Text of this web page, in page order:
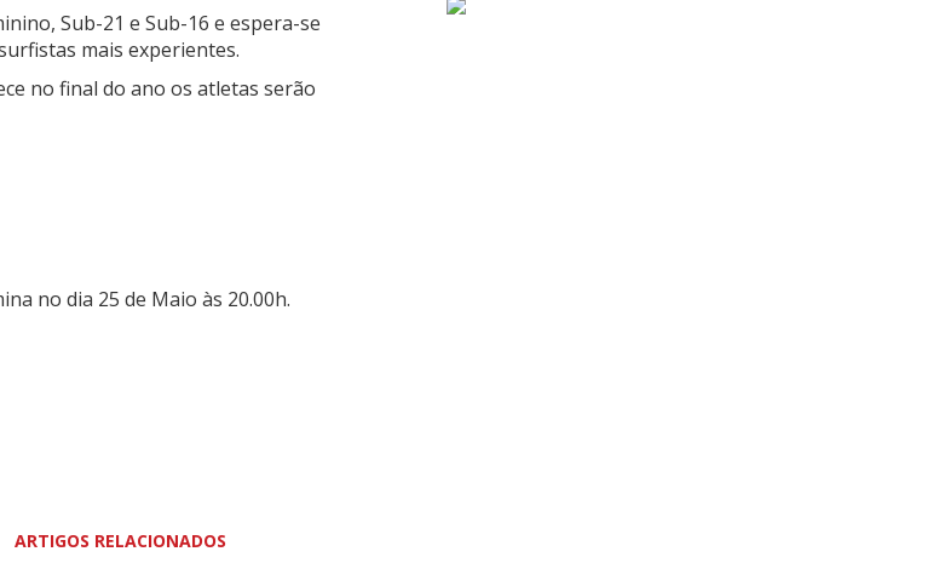
Sub-21 e Sub-16 e espera-se
mais experientes.
no final do ano os atletas serão
no dia 25 de Maio às 20.00h.
ARTIGOS RELACIONADOS